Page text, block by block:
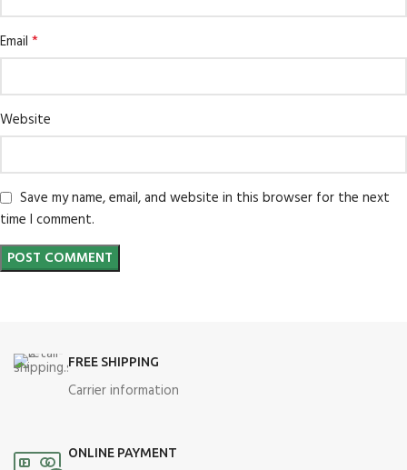
Email *
Website
Save my name, email, and website in this browser for the next
time I comment.
FREE SHIPPING
Carrier information
ONLINE PAYMENT